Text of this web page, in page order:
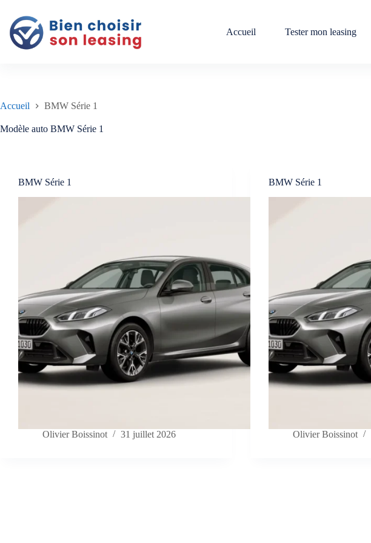
contenu
Accueil Tester mon leasing
Accueil BMW Série 1
Modèle auto BMW Série 1
BMW Série 1
Olivier Boissinot 31 juillet 2026
BMW Série 1
Olivier Boissinot